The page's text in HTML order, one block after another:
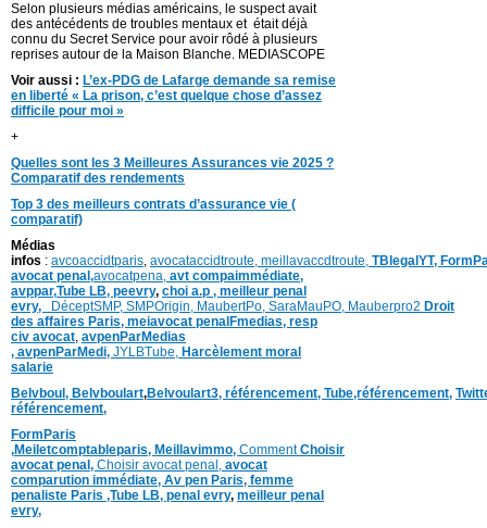
Selon plusieurs médias américains, le suspect avait
des antécédents de troubles mentaux et était déjà
connu du Secret Service pour avoir rôdé à plusieurs
reprises autour de la Maison Blanche. MEDIASCOPE
Voir aussi : L’ex-PDG de Lafarge demande sa remise
en liberté « La prison, c’est quelque chose d’assez
difficile pour moi »
+
Quelles sont les 3 Meilleures Assurances vie 2025 ?
Comparatif des rendements
Top 3 des meilleurs contrats d’assurance vie (
comparatif)
Médias
infos : avcoaccidtparis, avocataccidtroute, meillavaccdtroute, TBlegalYT,
avocat penal,avocatpena, avt compaimmédiate,
avppar,Tube LB, peevry, choi a.p , meilleur penal
evry,
DéceptSMP, SMPOrigin, MaubertPo, SaraMauPO, Mauberpro2 Droit
des affaires Paris, meiavocat penalFmedias, resp
civ avocat, avpenParMedias
, avpenParMedi, JYLBTube, Harcèlement moral
salarie
Belvboul, Belvboulart,Belvoulart3, référencement, Tube,référencement,
référencement,
FormParis
,Meiletcomptableparis, Meillavimmo, CommentChoisir
avocat penal, Choisir avocat penal, avocat
comparution immédiate, Av pen Paris, femme
penaliste Paris ,Tube LB, penal evry, meilleur penal
evry,